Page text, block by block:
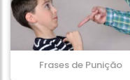
Frases de Punição